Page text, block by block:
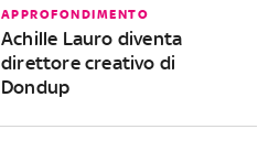
APPROFONDIMENTO
Achille Lauro diventa
direttore creativo di
Dondup